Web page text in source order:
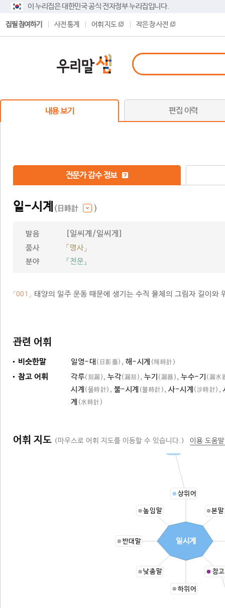
이 누리집은 대한민국 공식 전자정부 누리집입니다.
집필 참여하기 사전 통계 어휘 지도 작은 창 사전
내용 보기 편집 이력
전문가 감수 정보
일-시계 (日時計 )
발음 [일씨계/일씨게]
품사
「명사」
분야
『천문』
「001」 태양의 일주 운동 때문에 생기는 수직 물체의 그림자 길이와
관련 어휘
비슷한말 일영-대 (日影臺) , 해-시계 (해時計)
참고 어휘 각루(刻漏) , 누각(漏刻) , 누기 (漏器) , 누수-기 (漏水
시계 (물時計) , 불-시계 (불時計) , 사-시계 (沙時計) ,
계 (水時計)
어휘 지도 (마우스로 어휘 지도를 이동할 수 있습니다.) 이용 도움
상위어
본
참
하위어
낮춤말
반대말
높임말
일시계